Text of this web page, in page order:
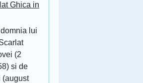
Ghica in
lui
(2
si de
(august